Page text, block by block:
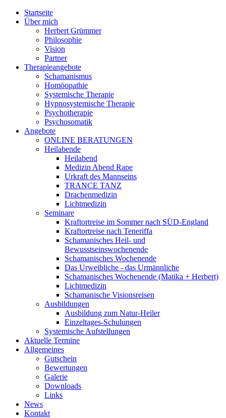
Jump to navigation
Startseite
Über mich
Herbert Grümmer
Philosophie
Vision
Partner
Therapieangebote
Schamanismus
Homöopathie
Systemische Therapie
Hypnosystemische Therapie
Psychotherapie
Psychosomatik
Angebote
ONLINE BERATUNGEN
Heilabende
Heilabend
Medizin Abend Rape
Urkraft des Mannseins
TRANCE TANZ
Drachenmedizin
Lichtmedizin
Seminare
Kraftortreise im Sommer nach SÜD-England
Kraftortreise nach Teneriffa
Schamanisches Heil- und
Bewusstseinswochenende
Schamanisches Wochenende
Das Urweibliche - das Urmännliche
Schamanisches Wochenende (Matika + Herbert)
Lichtmedizin
Schamanische Visionsreisen
Ausbildungen
Ausbildung zum Natur-Heiler
Einzeltages-Schulungen
Systemische Aufstellungen
Aktuelle Termine
Allgemeines
Gutschein
Bewertungen
Galerie
Downloads
Links
News
Kontakt